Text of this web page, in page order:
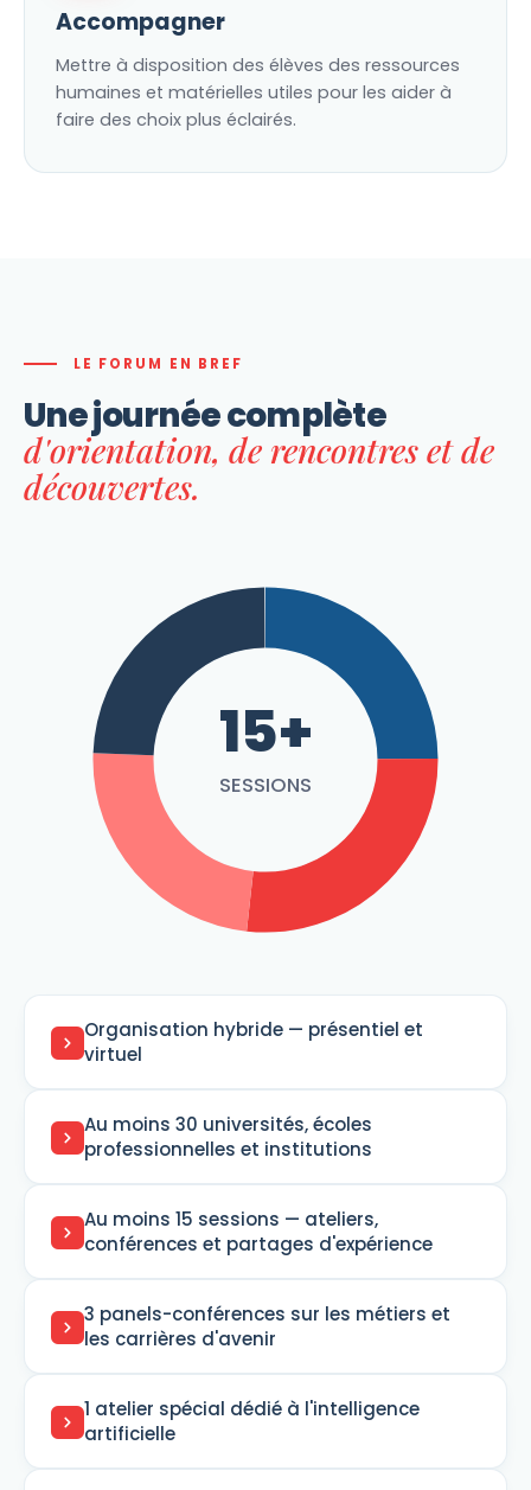
Accompagner
Mettre à disposition des élèves des ressources
humaines et matérielles utiles pour les aider à
faire des choix plus éclairés.
LE FORUM EN BREF
Une journée complète
d'orientation, de rencontres et de
découvertes.
15+
SESSIONS
Organisation hybride — présentiel et
virtuel
Au moins 30 universités, écoles
professionnelles et institutions
Au moins 15 sessions — ateliers,
conférences et partages d'expérience
3 panels-conférences sur les métiers et
les carrières d'avenir
1 atelier spécial dédié à l'intelligence
artificielle